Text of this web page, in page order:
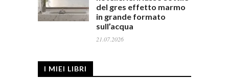
del gres effetto marmo
in grande formato
sull’acqua
21.07.2026
I MIEI LIBRI